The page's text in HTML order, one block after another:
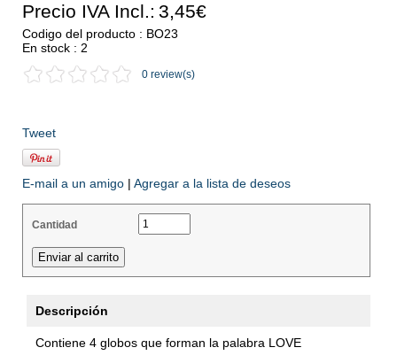
Precio IVA Incl.: 3,45€
Codigo del producto : BO23
En stock : 2
0 review(s)
Tweet
E-mail a un amigo | Agregar a la lista de deseos
Cantidad
Descripción
Contiene 4 globos que forman la palabra LOVE